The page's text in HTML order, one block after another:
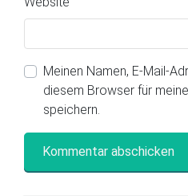
Meinen Namen, E-Mail-
diesem Browser für
speichern.